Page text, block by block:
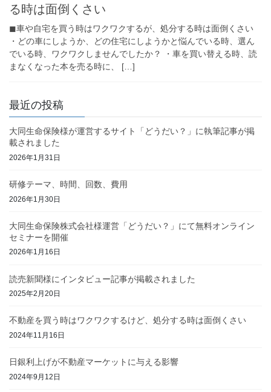
る時は面倒くさい
◼︎車や自宅を買う時はワクワクするが、処分する時は面倒くさい
・どの車にしようか、どの住宅にしようかと悩んでいる時、選ん
でいる時、ワクワクしませんでしたか？ ・車を買い替える時、読
まなくなった本を売る時に、 […]
最近の投稿
大同生命保険様が運営するサイト「どうだい？」に執筆記事が掲
載されました
2026年1月31日
研修テーマ、時間、回数、費用
2026年1月30日
大同生命保険株式会社様運営「どうだい？」にて無料オンライン
セミナーを開催
2026年1月16日
読売新聞様にインタビュー記事が掲載されました
2025年2月20日
不動産を買う時はワクワクするけど、処分する時は面倒くさい
2024年11月16日
日銀利上げが不動産マーケットに与える影響
2024年9月12日